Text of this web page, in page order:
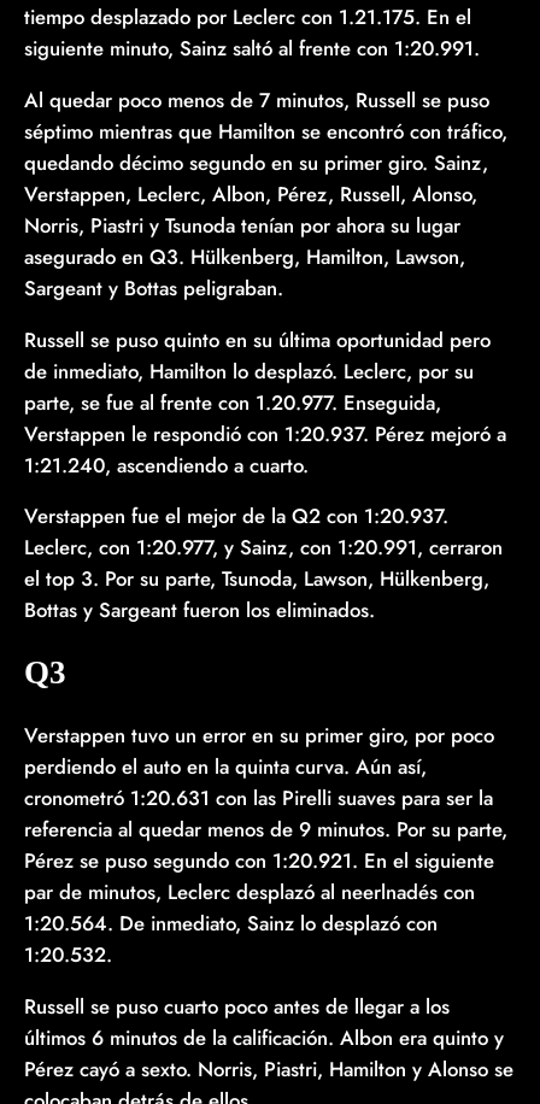
tiempo desplazado por Leclerc con 1.21.175. En el
siguiente minuto, Sainz saltó al frente con 1:20.991.
Al quedar poco menos de 7 minutos, Russell se puso
séptimo mientras que Hamilton se encontró con tráfico,
quedando décimo segundo en su primer giro. Sainz,
Verstappen, Leclerc, Albon, Pérez, Russell, Alonso,
Norris, Piastri y Tsunoda tenían por ahora su lugar
asegurado en Q3. Hülkenberg, Hamilton, Lawson,
Sargeant y Bottas peligraban.
Russell se puso quinto en su última oportunidad pero
de inmediato, Hamilton lo desplazó. Leclerc, por su
parte, se fue al frente con 1.20.977. Enseguida,
Verstappen le respondió con 1:20.937. Pérez mejoró a
1:21.240, ascendiendo a cuarto.
Verstappen fue el mejor de la Q2 con 1:20.937.
Leclerc, con 1:20.977, y Sainz, con 1:20.991, cerraron
el top 3. Por su parte, Tsunoda, Lawson, Hülkenberg,
Bottas y Sargeant fueron los eliminados.
Q3
Verstappen tuvo un error en su primer giro, por poco
perdiendo el auto en la quinta curva. Aún así,
cronometró 1:20.631 con las Pirelli suaves para ser la
referencia al quedar menos de 9 minutos. Por su parte,
Pérez se puso segundo con 1:20.921. En el siguiente
par de minutos, Leclerc desplazó al neerlnadés con
1:20.564. De inmediato, Sainz lo desplazó con
1:20.532.
Russell se puso cuarto poco antes de llegar a los
últimos 6 minutos de la calificación. Albon era quinto y
Pérez cayó a sexto. Norris, Piastri, Hamilton y Alonso se